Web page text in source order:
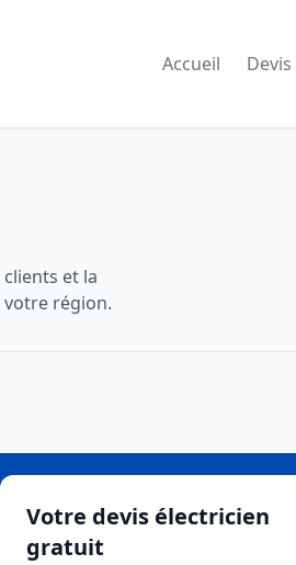
Accueil Devis
et la
région.
Votre devis électricien
gratuit